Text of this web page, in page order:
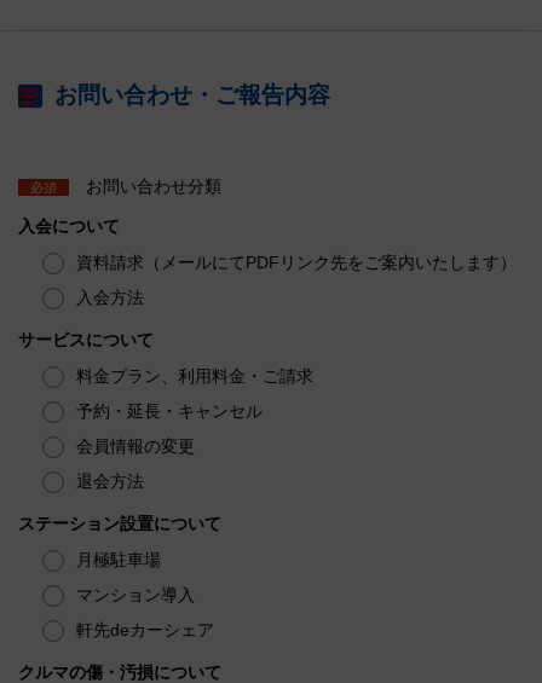
お問い合わせ・ご報告内容
必須 お問い合わせ分類
入会について
資料請求（メールにてPDFリンク先をご案内いたします）
入会方法
サービスについて
料金プラン、利用料金・ご請求
予約・延長・キャンセル
会員情報の変更
退会方法
ステーション設置について
月極駐車場
マンション導入
軒先deカーシェア
クルマの傷・汚損について